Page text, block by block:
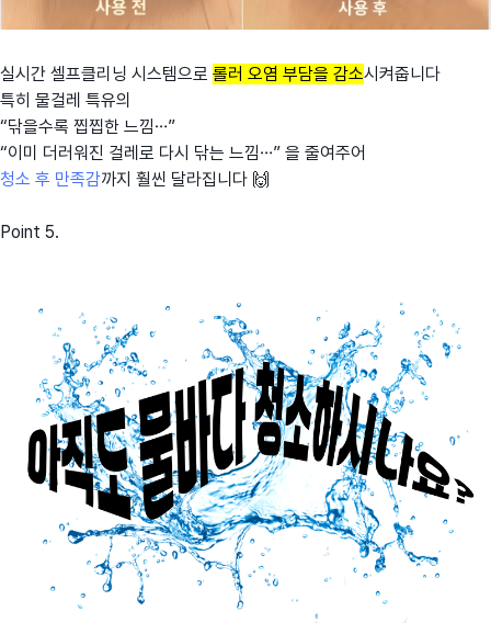
실시간 셀프클리닝 시스템으로 롤러 오염 부담을 감소시켜줍니다
특히 물걸레 특유의
“닦을수록 찝찝한 느낌…”
“이미 더러워진 걸레로 다시 닦는 느낌…” 을 줄여주어
청소 후 만족감까지 훨씬 달라집니다 🙌
Point 5.